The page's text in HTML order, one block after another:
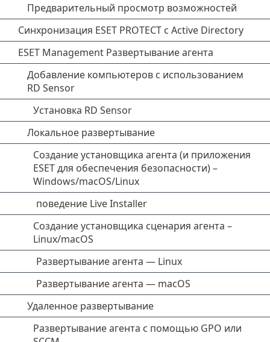
Предварительный просмотр возможностей
Синхронизация ESET PROTECT с Active Directory
ESET Management Развертывание агента
Добавление компьютеров с использованием
RD Sensor
Установка RD Sensor
Локальное развертывание
Создание установщика агента (и приложения
ESET для обеспечения безопасности) –
Windows/macOS/Linux
поведение Live Installer
Создание установщика сценария агента –
Linux/macOS
Развертывание агента — Linux
Развертывание агента — macOS
Удаленное развертывание
Развертывание агента с помощью GPO или